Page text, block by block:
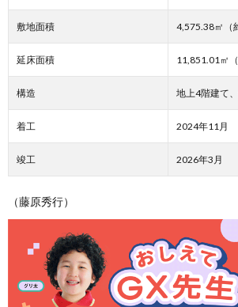
敷地面積 4,575.38㎡（
延床面積 11,851.01㎡
構造 地上4階建て
着工 2024年11月
竣工 2026年3月
（藤原秀行）